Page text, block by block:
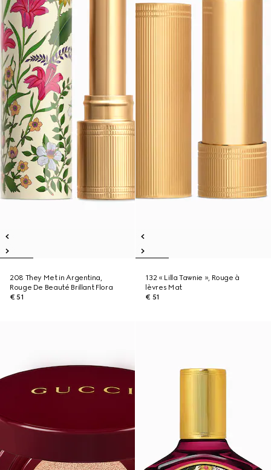
208 They Met in Argentina,
Rouge De Beauté Brillant Flora
€ 51
132 « Lilla Tawnie », Rouge à
lèvres Mat
€ 51